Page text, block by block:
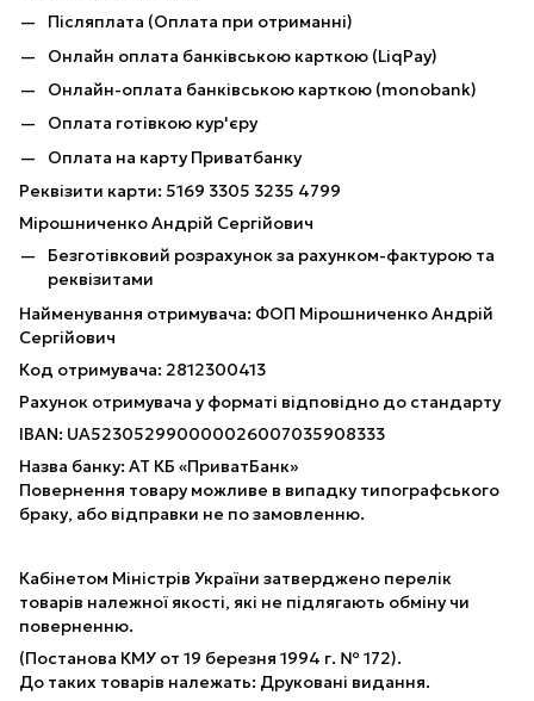
Післяплата (Оплата при отриманні)
Онлайн оплата банківською карткою (LiqPay)
Онлайн-оплата банківською карткою (monobank)
Оплата готівкою кур'єру
Оплата на карту Приватбанку
Реквізити карти: 5169 3305 3235 4799
Мірошниченко Андрій Сергійович
Безготівковий розрахунок за рахунком-фактурою та
реквізитами
Найменування отримувача: ФОП Мірошниченко Андрій
Сергійович
Код отримувача: 2812300413
Рахунок отримувача у форматі відповідно до стандарту
IBAN: UA523052990000026007035908333
Назва банку: АТ КБ «ПриватБанк»
Повернення товару можливе в випадку типографського
браку, або відправки не по замовленню.
Кабінетом Міністрів України затверджено перелік
товарів належної якості, які не підлягають обміну чи
поверненню.
(Постанова КМУ от 19 березня 1994 г. № 172).
До таких товарів належать: Друковані видання.